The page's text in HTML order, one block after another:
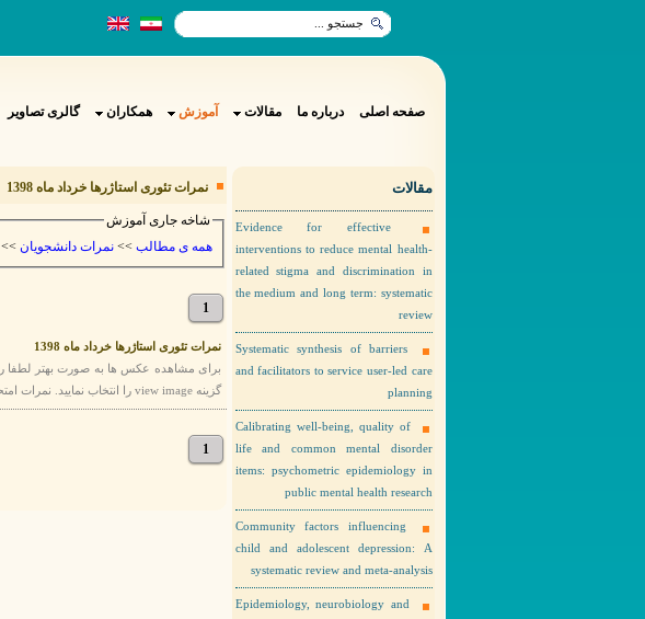
صفحه اصلی درباره ما مقالات آموزش همکاران گالری تصاویر
مقالات
Evidence for effective
interventions to reduce mental health-
related stigma and discrimination in
the medium and long term: systematic
review
Systematic synthesis of barriers
and facilitators to service user-led care
planning
Calibrating well-being, quality of
life and common mental disorder
items: psychometric epidemiology in
public mental health research
Community factors influencing
child and adolescent depression: A
systematic review and meta-analysis
Epidemiology, neurobiology and
نمرات تئوری استاژرها خرداد ماه 1398
شاخه جاری آموزش
همه ی مطالب
نمرات دانشجویان >>
1
نمرات تئوری استاژرها خرداد ماه 1398
گزینه view image را انتخاب نمایید. نمرات امتحان تئوری استاژرها خرداد ماه 1398
1